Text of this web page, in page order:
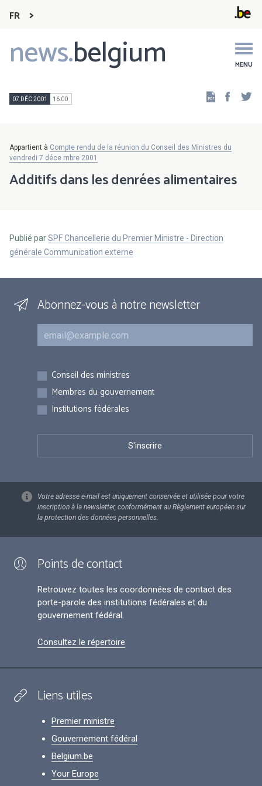
FR
news.belgium MENU
Main
navigation
07 DÉC 2001 16:00
Appartient à Compte rendu de la réunion du Conseil des Ministres du
vendredi 7 déce mbre 2001
Additifs dans les denrées alimentaires
Publié parSPF Chancellerie du Premier Ministre - Direction
générale Communication externe
Abonnez-vous à notre newsletter
Courriel
Inscriptions
Conseil des ministres
Membres du gouvernement
Institutions fédérales
Votre adresse e-mail est uniquement conservée et utilisée pour votre
inscription à la newsletter, conformément au Règlement européen sur
la protection des données personnelles.
Points de contact
Retrouvez toutes les coordonnées de contact des
porte-parole des institutions fédérales et du
gouvernement fédéral.
Consultez le répertoire
Liens utiles
Premier ministre
Gouvernement fédéral
Belgium.be
Your Europe